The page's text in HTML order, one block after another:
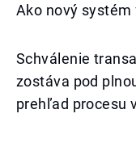
Ako nový systém
Schválenie
zostáva pod
prehľad procesu